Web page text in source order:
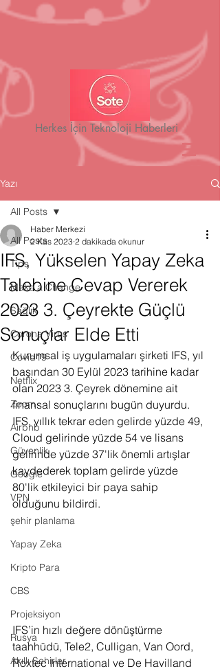
Herkes İçin Teknoloji Haberleri
Yazı
All Posts
Tips
Make a Change
Sağlık
Corona Virus
Covid19
Netflix
Zoom
Airbnb
Güvenlik
Google
VPN
şehir planlama
Yapay Zeka
Kripto Para
CBS
Projeksiyon
Rusya
Akıllı Şehirler
All Posts
IFS, Yükselen Yapay Zeka
Talebine Cevap Vererek
2023 3. Çeyrekte Güçlü
Sonuçlar Elde Etti
Haber Merkezi
2 Kas 2023 2 dakikada okunur
Kurumsal iş uygulamaları şirketi IFS, yıl
başından 30 Eylül 2023 tarihine kadar
olan 2023 3. Çeyrek dönemine ait
finansal sonuçlarını bugün duyurdu.
IFS, yıllık tekrar eden gelirde yüzde 49,
Cloud gelirinde yüzde 54 ve lisans
gelirinde yüzde 37'lik önemli artışlar
kaydederek toplam gelirde yüzde
80'lik etkileyici bir paya sahip
olduğunu bildirdi.
IFS’in hızlı değere dönüştürme
taahhüdü, Tele2, Culligan, Van Oord,
Roxtec International ve De Havilland